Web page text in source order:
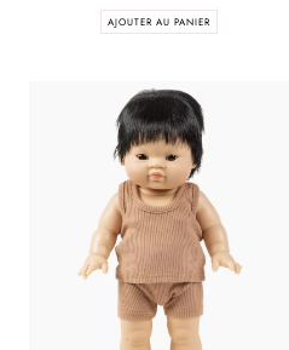
AJOUTER AU PANIER